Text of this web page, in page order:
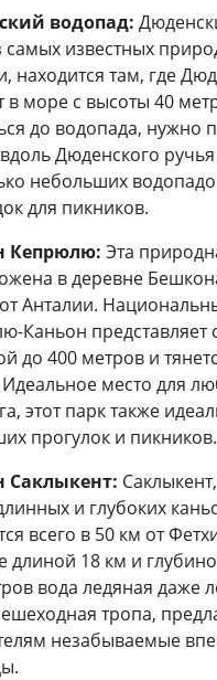
водопад:
самых известных
находится там, где
в море с высоты 40
до водопада, нужно
Дюденского ручья
небольших
для пикников.
Кепрюлю: Эта
в деревне
Анталии.
Каньон представляет
до 400 метров и
место для
этот парк также
прогулок и пикников.
Саклыкент:
и глубоких
всего в 50 км от
длиной 18 км и
вода ледяная даже
тропа,
незабываемые